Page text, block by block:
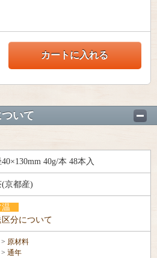
カートに入れる
いて
40g/本 48本入
(京都産)
温
区分について
> 原材料
> 通年